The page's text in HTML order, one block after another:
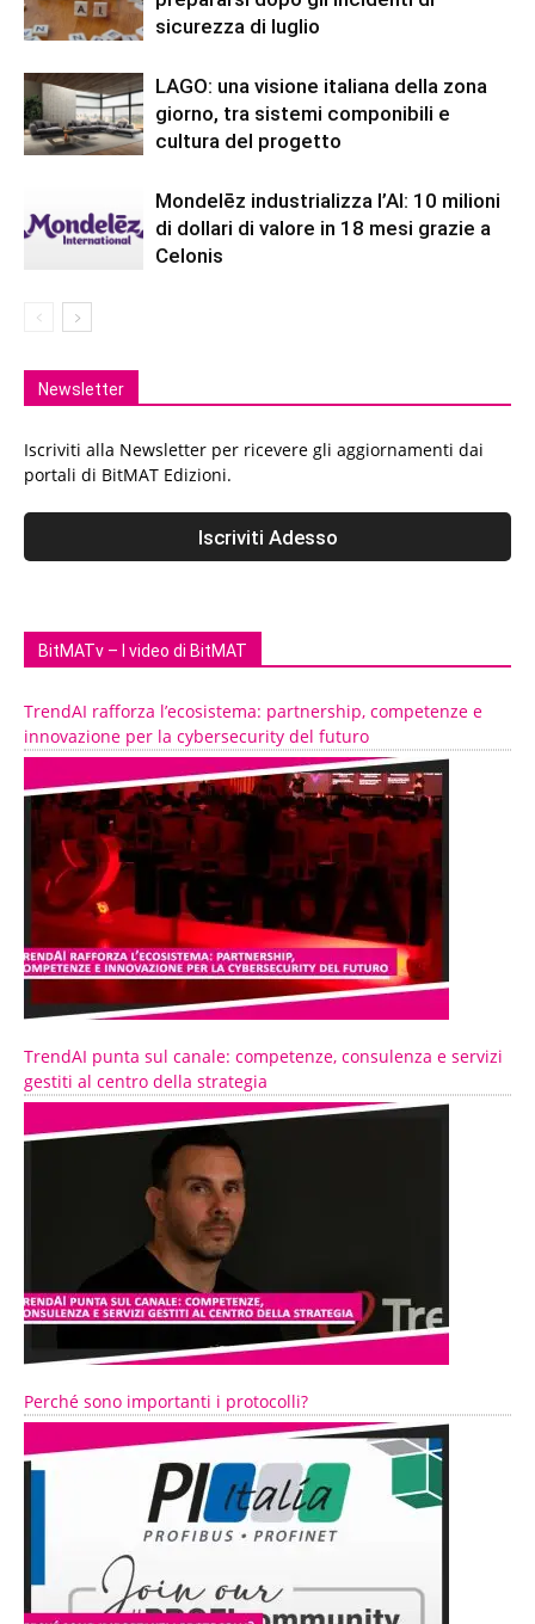
sicurezza di luglio
LAGO: una visione italiana della zona
giorno, tra sistemi componibili e
cultura del progetto
Mondelēz industrializza l’AI: 10 milioni
di dollari di valore in 18 mesi grazie a
Celonis
Newsletter
Iscriviti alla Newsletter per ricevere gli aggiornamenti dai
portali di BitMAT Edizioni.
BitMATv – I video di BitMAT
TrendAI rafforza l’ecosistema: partnership, competenze e
innovazione per la cybersecurity del futuro
TrendAI punta sul canale: competenze, consulenza e servizi
gestiti al centro della strategia
Perché sono importanti i protocolli?